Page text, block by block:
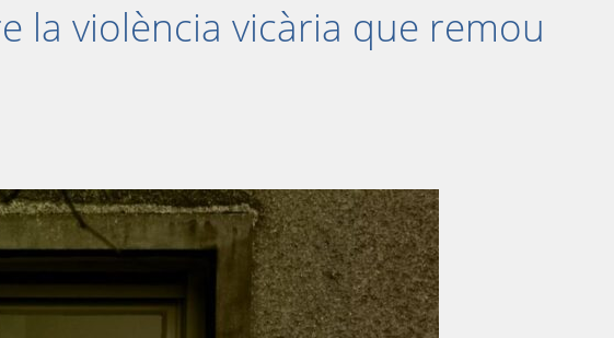
la violència vicària que remou